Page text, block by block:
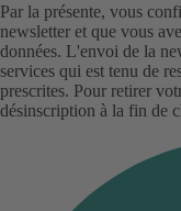
Par la présente, vous
newsletter et que vous
données. L'envoi de la
services qui est tenu de
prescrites. Pour retirer
désinscription à la fin de